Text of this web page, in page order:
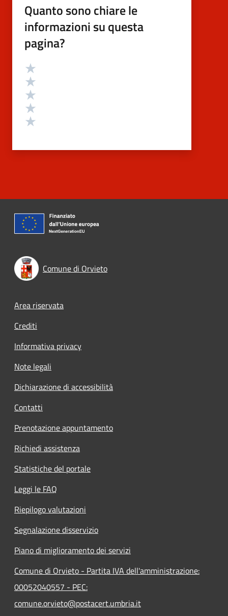
Quanto sono chiare le
informazioni su questa
pagina?
Valutazione
Comune di Orvieto
Footer menu
Area riservata
Crediti
Informativa privacy
Note legali
Dichiarazione di accessibilità
Contatti
Prenotazione appuntamento
Richiedi assistenza
Statistiche del portale
Leggi le FAQ
Riepilogo valutazioni
Segnalazione disservizio
Piano di miglioramento dei servizi
Comune di Orvieto - Partita IVA dell'amministrazione:
00052040557 - PEC:
comune.orvieto@postacert.umbria.it